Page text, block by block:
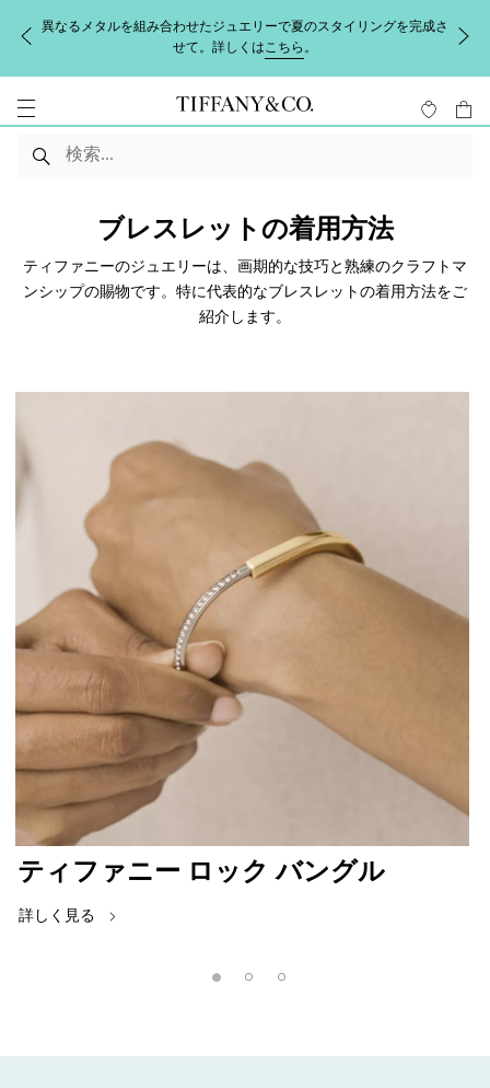
異なるメタルを組み合わせたジュエリーで夏のスタイリングを完成さ
せて。詳しくはこちら 。
ブレスレットの着用方法
ティファニーのジュエリーは、画期的な技巧と熟練のクラフトマ
ンシップの賜物です。特に代表的なブレスレットの着用方法をご
紹介します。
ティファニー ロック バングル
詳しく見る